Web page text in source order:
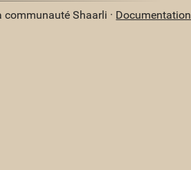
communauté Shaarli · Documentation